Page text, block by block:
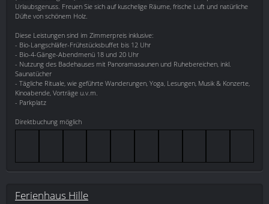
Urlaubsgenuss. Freuen Sie sich auf kuschelige Räume, frische Luft und natürliche
Düfte von schönem Holz.
Diese Leistungen sind im Zimmerpreis inklusive:
- Bio-Langschläfer-Frühstücksbuffet bis 12 Uhr
- Bio-4-Gänge-Abendmenü 18 und 20 Uhr
- Nutzung des Badehauses mit Panoramasaunen und Ruhebereichen, inkl.
Saunatücher
- Tägliche Rituale, wie geführte Wanderungen, Yoga, Lesungen, Musik & Konzerte,
Kinoabende, Vorträge u.v.m.
- Parkplatz
Direktbuchung möglich
Ferienhaus Hille